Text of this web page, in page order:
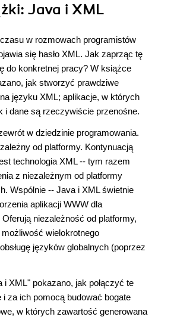
: Java i XML
w rozmowach programistów
się hasło XML. Jak zaprząc tę
do konkretnej pracy? W książce
jak stworzyć prawdziwe
języku XML; aplikacje, w których
i dane są rzeczywiście przenośne.
w dziedzinie programowania.
od platformy. Kontynuacją
technologia XML -- tym razem
z niezależnym od platformy
Wspólnie -- Java i XML świetnie
aplikacji WWW dla
niezależność od platformy,
wielokrotnego
języków globalnych (poprzez
i XML" pokazano, jak połączyć te
i za ich pomocą budować bogate
w których zawartość generowana